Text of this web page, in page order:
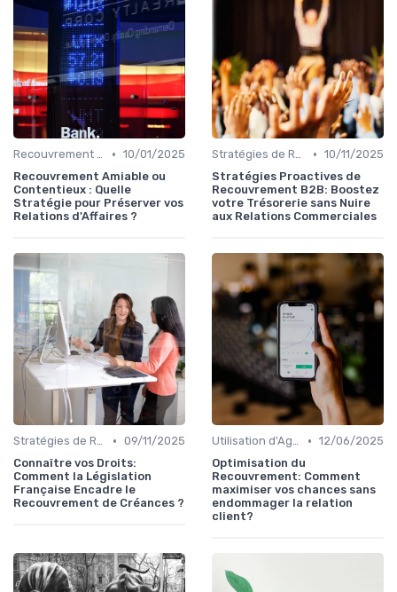
Recouvrement et Relations Commerciales • 10/01/2025
Recouvrement Amiable ou
Contentieux : Quelle
Stratégie pour Préserver vos
Relations d'Affaires ?
Stratégies de Recouvrement B2B • 10/11/2025
Stratégies Proactives de
Recouvrement B2B: Boostez
votre Trésorerie sans Nuire
aux Relations Commerciales
Stratégies de Recouvrement B2B • 09/11/2025
Connaître vos Droits:
Comment la Législation
Française Encadre le
Recouvrement de Créances ?
Utilisation d'Agences de Recouvrement • 12/06/2025
Optimisation du
Recouvrement: Comment
maximiser vos chances sans
endommager la relation
client?